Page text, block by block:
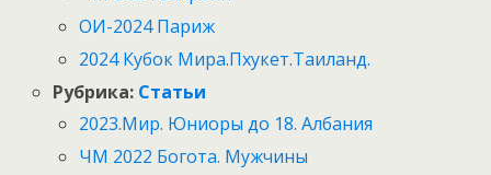
ОИ-2024 Париж
2024 Кубок Мира.Пхукет.Таиланд.
Рубрика: Статьи
2023.Мир. Юниоры до 18. Албания
ЧМ 2022 Богота. Мужчины